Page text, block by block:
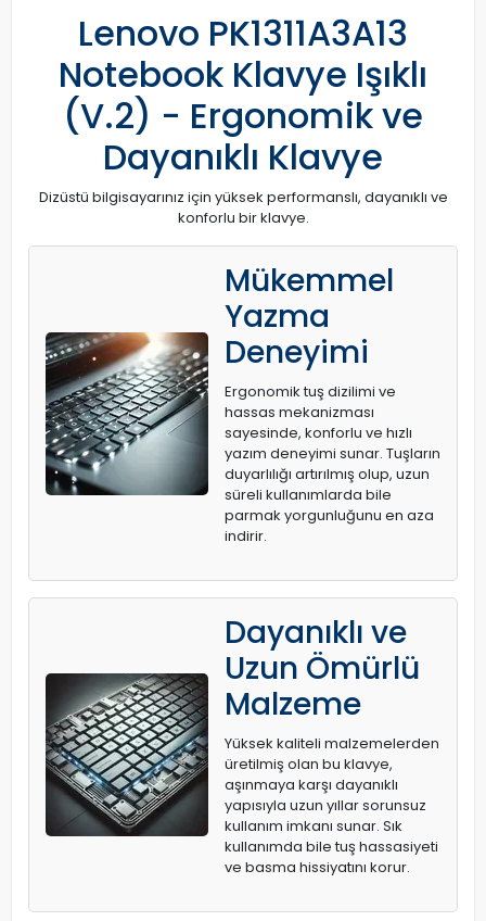
Lenovo PK1311A3A13
Notebook Klavye Işıklı
(V.2) - Ergonomik ve
Dayanıklı Klavye
Dizüstü bilgisayarınız için yüksek performanslı, dayanıklı ve
konforlu bir klavye.
Mükemmel
Yazma
Deneyimi
Ergonomik tuş dizilimi ve
hassas mekanizması
sayesinde, konforlu ve hızlı
yazım deneyimi sunar. Tuşların
duyarlılığı artırılmış olup, uzun
süreli kullanımlarda bile
parmak yorgunluğunu en aza
indirir.
Dayanıklı ve
Uzun Ömürlü
Malzeme
Yüksek kaliteli malzemelerden
üretilmiş olan bu klavye,
aşınmaya karşı dayanıklı
yapısıyla uzun yıllar sorunsuz
kullanım imkanı sunar. Sık
kullanımda bile tuş hassasiyeti
ve basma hissiyatını korur.